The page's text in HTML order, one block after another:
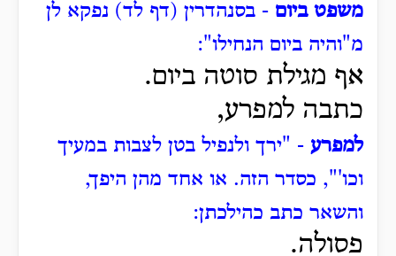
משפט ביום - בסנהדרין (דף לד) נפקא לן
מ"והיה ביום הנחילו":
אף מגילת סוטה ביום.
כתבה למפרע,
למפרע - "ירך ולנפיל בטן לצבות במעיך
וכו'", כסדר הזה. או אחד מהן היפך,
והשאר כתב כהילכתן:
פסולה.